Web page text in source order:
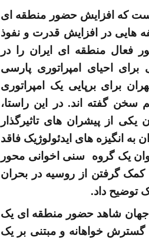
که افزایش حضور منطقه ­ای
هایی در افزایش قدرت و نفوذ
فعال منطقه ­ای ایران را در
برای احیای امپراتوری پارسی
برای برپایی یک امپراتوری
سخن گفته­ اند. در این راستا،
یکی از پیشران­ های تاثیرگذار
انگیزه­ های ایدئولوژیک فاقد
یک گروه سنی اخوانی محور
کمک گرفتن از روسیه در بحران
توضیح داد.
جهان شاهد حضور منطقه­ ای یک
گسترش­ خواهانه و مبتنی بر یک